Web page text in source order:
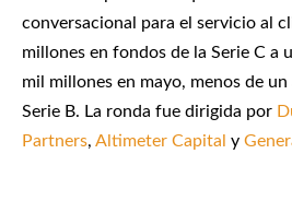
conversacional para el servicio al
millones en fondos de la Serie C a
mil millones en mayo, menos de un
Serie B. La ronda fue dirigida por
Partners, Altimeter Capital y